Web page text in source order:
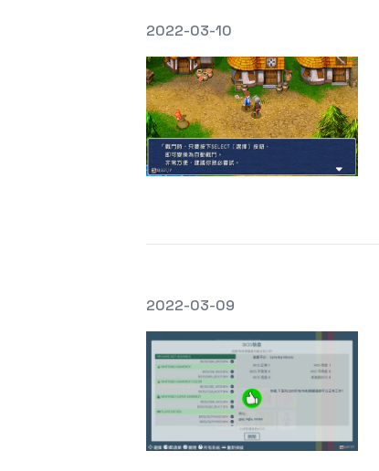
發文於
2022-03-10
發文於
2022-03-09